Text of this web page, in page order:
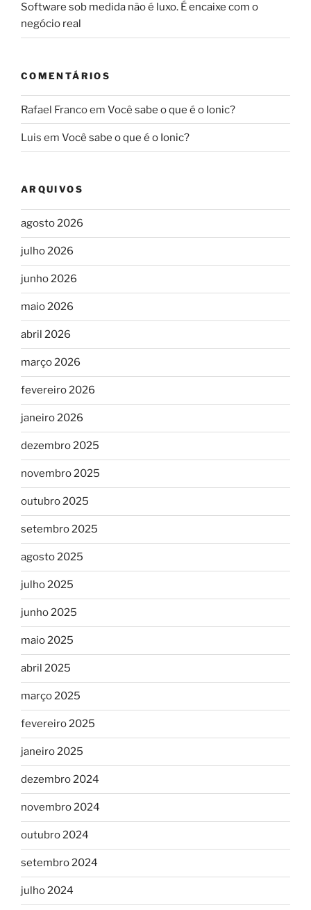
Software sob medida não é luxo. É encaixe com o
negócio real
COMENTÁRIOS
Rafael Francoem Você sabe o que é o Ionic?
Luis em Você sabe o que é o Ionic?
ARQUIVOS
agosto 2026
julho 2026
junho 2026
maio 2026
abril 2026
março 2026
fevereiro 2026
janeiro 2026
dezembro 2025
novembro 2025
outubro 2025
setembro 2025
agosto 2025
julho 2025
junho 2025
maio 2025
abril 2025
março 2025
fevereiro 2025
janeiro 2025
dezembro 2024
novembro 2024
outubro 2024
setembro 2024
julho 2024